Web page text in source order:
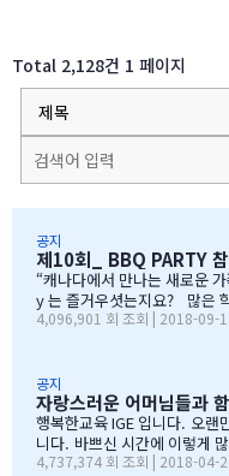
Total 2,128건 1 페이지
공지
“캐나다에서 만나는 새로운 가족” 안녕하세요, 제10회
y 는 즐거우셧는지요? 많은 학부모님들께서 자리를 빛내주셔서 너
무 감사합니다. 오전에 비가 와서 많이 걱정을 하엿지만, 다행이도
무 감사하엿지요. (아마 작년
잘 아셧을것입니다 ^^). 매년 여름의 BBQ 파티는 WELCOME TO C
ANADA & WELCOME TO IGE 의미
GE 의 Motto 에 대해서, 언급
그리고 상품 물건을 구입하면
4,096,901 회 조회 | 2018-09-
공지
자랑스러운 어머님들과
행복한교육 IGE 입니다. 오랜
니다. 바쁘신 시간에 이렇게
자리를 빛내주셔서 진심으로
4,737,374 회 조회 | 2018-04-